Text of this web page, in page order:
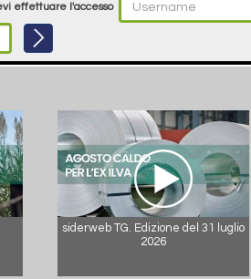
effettuare l'accesso
siderweb TG. Edizione del 31 luglio
2026